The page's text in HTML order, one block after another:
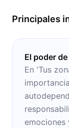
Principales
El poder
En 'Tus
emociones